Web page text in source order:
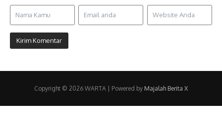
Copyright © 2026 WARTA | Powered by Majalah Berita X